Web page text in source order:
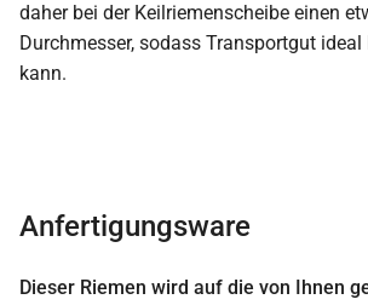
daher bei der Keilriemenscheibe einen
Durchmesser, sodass Transportgut
kann.
Anfertigungsware
Dieser Riemen wird auf die von Ihnen